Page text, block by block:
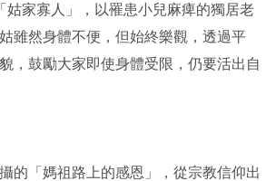
姑家寡人」，以罹患小兒麻痺的獨居老
雖然身體不便，但始終樂觀，透過平
，鼓勵大家即使身體受限，仍要活出自
的「媽祖路上的感恩」，從宗教信仰出